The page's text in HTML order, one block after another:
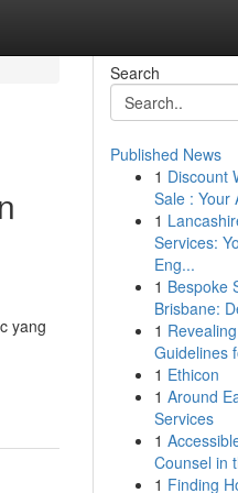
yang
Search
Published News
1 Discount
Sale : Your
1
Services:
Eng...
1 Bespoke
Brisbane:
1
Guidelines
1 Ethicon
1 Around
Services
1
Counsel in
1 Finding